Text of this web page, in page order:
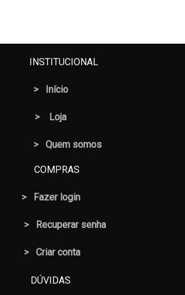
INSTITUCIONAL
> Início
> Loja
> Quem somos
COMPRAS
> Fazer login
> Recuperar senha
> Criar conta
DÚVIDAS